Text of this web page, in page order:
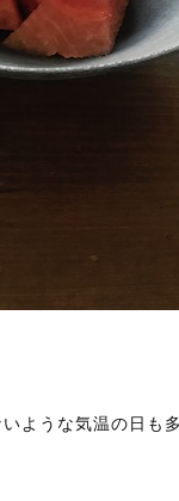
ような気温の日も